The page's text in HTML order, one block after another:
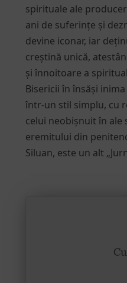
spirituale ale
ani de suferințe și
devine iconar, iar
creștină unică,
și înnoitoare a
Bisericii în însăși
într-un stil simplu, cu
celui neobișnuit în ale
eremitului din
Siluan, este un alt